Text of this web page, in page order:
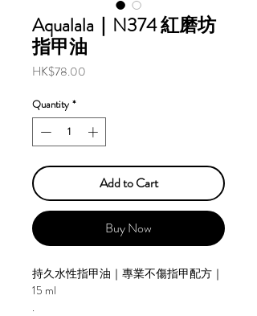
Aqualala｜N374 紅磨坊
指甲油
HK$78.00
Quantity *
Add to Cart
Buy Now
持久水性指甲油｜專業不傷指甲配方｜
15 ml
.